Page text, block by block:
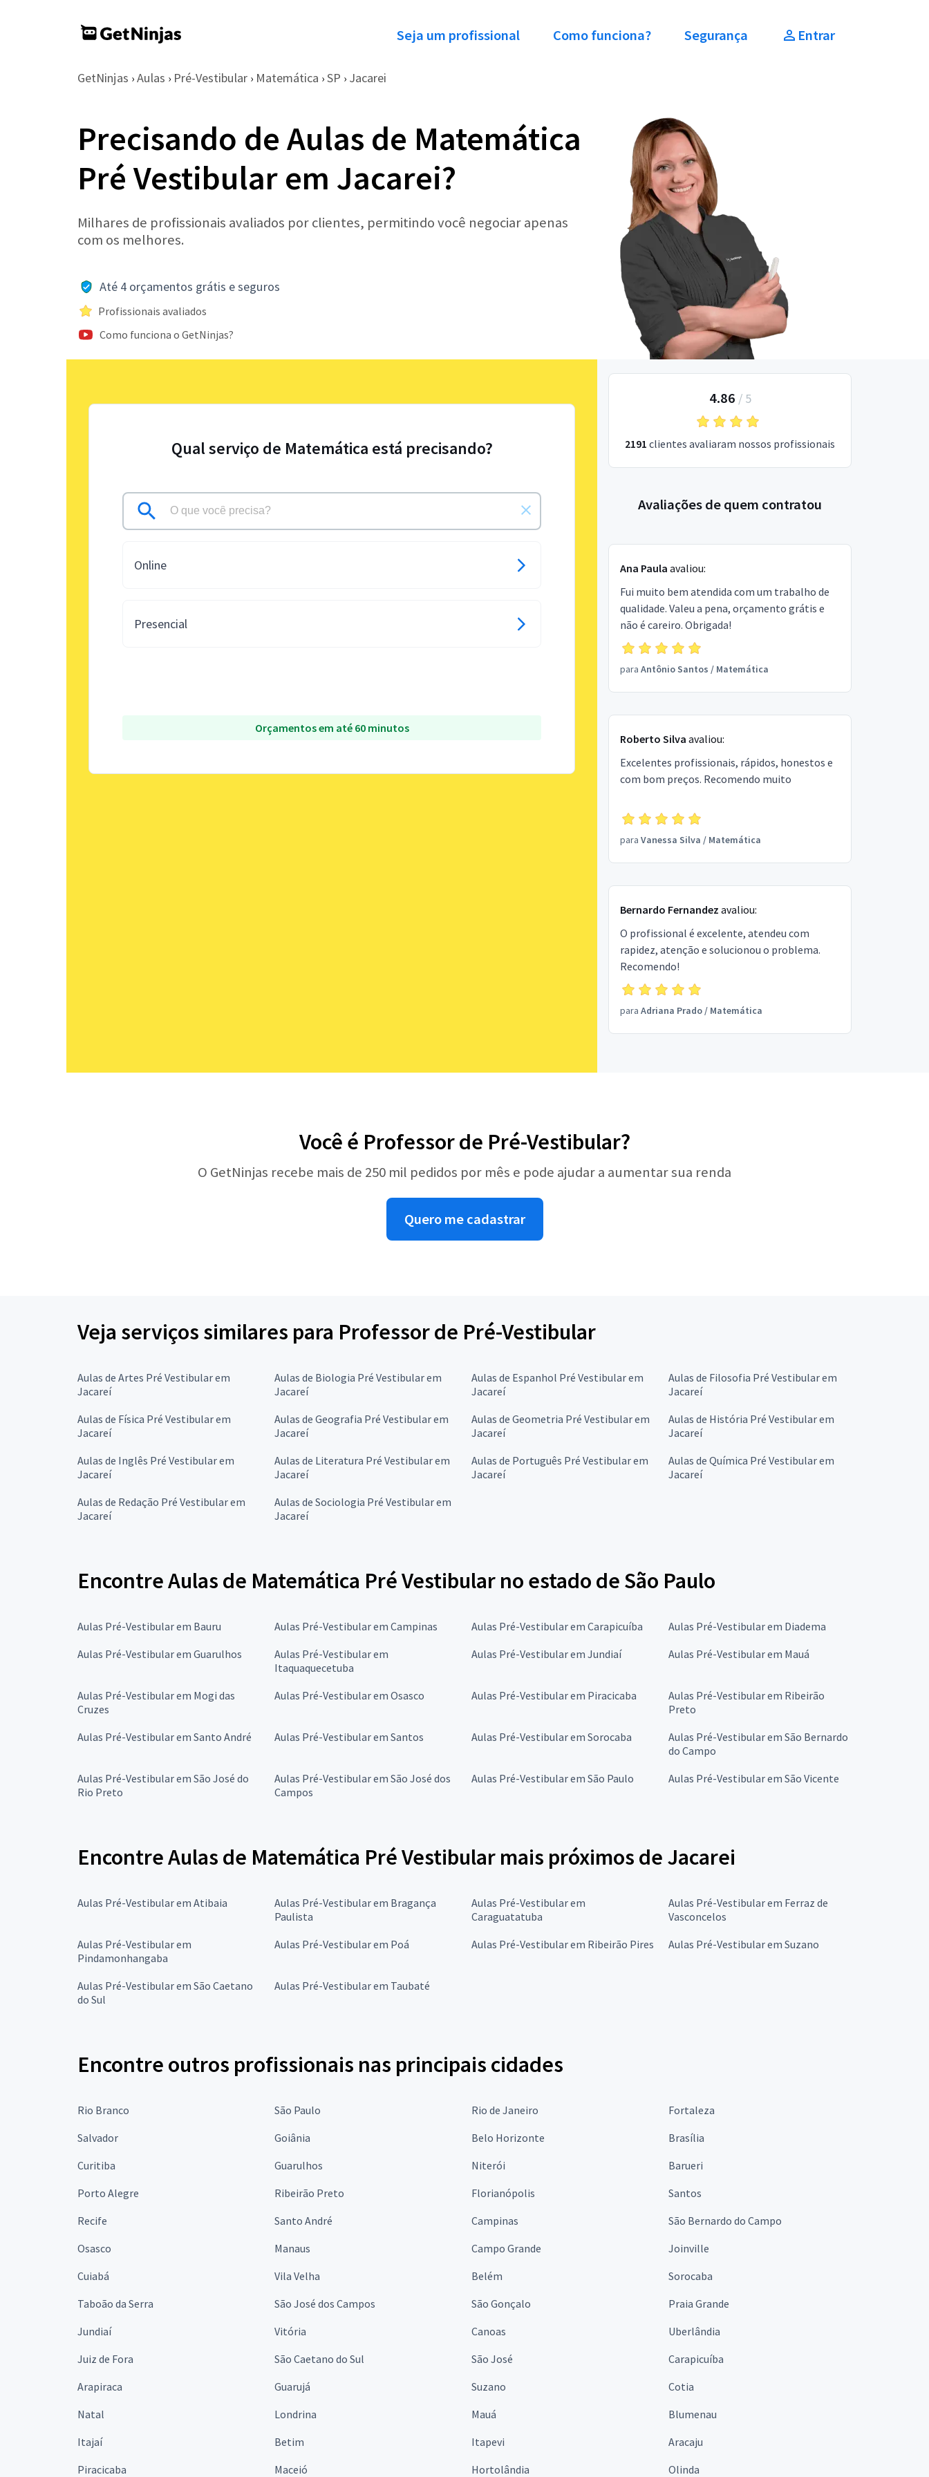
Seja um profissional Como funciona? Segurança Entrar
GetNinjas › Aulas › Pré-Vestibular › Matemática › SP › Jacarei
Precisando de Aulas de Matemática
Pré Vestibular em Jacarei?
Milhares de profissionais avaliados por clientes, permitindo você negociar apenas
com os melhores.
Até 4 orçamentos grátis e seguros
Profissionais avaliados
Como funciona o GetNinjas?
Qual serviço de Matemática está precisando?
Online
Presencial
Orçamentos em até 60 minutos
4.86 / 5
2191 clientes avaliaram nossos profissionais
Avaliações de quem contratou
Ana Paula avaliou:
Fui muito bem atendida com um trabalho de
qualidade. Valeu a pena, orçamento grátis e
não é careiro. Obrigada!
para Antônio Santos / Matemática
Roberto Silva avaliou:
Excelentes profissionais, rápidos, honestos e
com bom preços. Recomendo muito
para Vanessa Silva / Matemática
Bernardo Fernandez avaliou:
O profissional é excelente, atendeu com
rapidez, atenção e solucionou o problema.
Recomendo!
para Adriana Prado/ Matemática
Você é Professor de Pré-Vestibular?
O GetNinjas recebe mais de 250 mil pedidos por mês e pode ajudar a aumentar sua renda
Quero me cadastrar
Veja serviços similares para Professor de Pré-Vestibular
Aulas de Artes Pré Vestibular em
Jacareí
Aulas de Biologia Pré Vestibular em
Jacareí
Aulas de Espanhol Pré Vestibular em
Jacareí
Aulas de Filosofia Pré Vestibular em
Jacareí
Aulas de Física Pré Vestibular em
Jacareí
Aulas de Geografia Pré Vestibular em
Jacareí
Aulas de Geometria Pré Vestibular em
Jacareí
Aulas de História Pré Vestibular em
Jacareí
Aulas de Inglês Pré Vestibular em
Jacareí
Aulas de Literatura Pré Vestibular em
Jacareí
Aulas de Português Pré Vestibular em
Jacareí
Aulas de Química Pré Vestibular em
Jacareí
Aulas de Redação Pré Vestibular em
Jacareí
Aulas de Sociologia Pré Vestibular em
Jacareí
Encontre Aulas de Matemática Pré Vestibular no estado de São Paulo
Aulas Pré-Vestibular em Bauru Aulas Pré-Vestibular em Campinas Aulas Pré-Vestibular em Carapicuíba
Aulas Pré-Vestibular em Diadema
Aulas Pré-Vestibular em Guarulhos
Aulas Pré-Vestibular em
Itaquaquecetuba
Aulas Pré-Vestibular em Jundiaí Aulas Pré-Vestibular em Mauá
Aulas Pré-Vestibular em Mogi das
Cruzes
Aulas Pré-Vestibular em Osasco Aulas Pré-Vestibular em Piracicaba
Aulas Pré-Vestibular em Ribeirão
Preto
Aulas Pré-Vestibular em Santo André
Aulas Pré-Vestibular em Santos Aulas Pré-Vestibular em Sorocaba
Aulas Pré-Vestibular em São Bernardo
do Campo
Aulas Pré-Vestibular em São José do
Rio Preto
Aulas Pré-Vestibular em São José dos
Campos
Aulas Pré-Vestibular em São Paulo Aulas Pré-Vestibular em São Vicente
Encontre Aulas de Matemática Pré Vestibular mais próximos de Jacarei
Aulas Pré-Vestibular em Atibaia
Aulas Pré-Vestibular em Bragança
Paulista
Aulas Pré-Vestibular em
Caraguatatuba
Aulas Pré-Vestibular em Ferraz de
Vasconcelos
Aulas Pré-Vestibular em
Pindamonhangaba
Aulas Pré-Vestibular em Poá Aulas Pré-Vestibular em Ribeirão Pires Aulas Pré-Vestibular em Suzano
Aulas Pré-Vestibular em São Caetano
do Sul
Aulas Pré-Vestibular em Taubaté
Encontre outros profissionais nas principais cidades
Rio Branco São Paulo Rio de Janeiro
Fortaleza
Salvador
Goiânia Belo Horizonte
Brasília
Curitiba
Guarulhos Niterói
Barueri
Porto Alegre
Ribeirão Preto Florianópolis
Santos
Recife
Santo André Campinas
São Bernardo do Campo
Osasco
Manaus Campo Grande
Joinville
Cuiabá
Vila Velha Belém
Sorocaba
Taboão da Serra
São José dos Campos São Gonçalo
Praia Grande
Jundiaí
Vitória Canoas
Uberlândia
Juiz de Fora
São Caetano do Sul São José
Carapicuíba
Arapiraca
Guarujá Suzano
Cotia
Natal
Londrina Mauá
Blumenau
Itajaí
Betim Itapevi
Aracaju
Piracicaba
Maceió Hortolândia Olinda